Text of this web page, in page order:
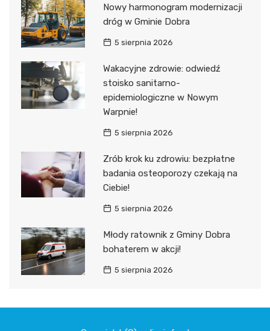
Nowy harmonogram modernizacji
dróg w Gminie Dobra
5 sierpnia 2026
Wakacyjne zdrowie: odwiedź
stoisko sanitarno-
epidemiologiczne w Nowym
Warpnie!
5 sierpnia 2026
Zrób krok ku zdrowiu: bezpłatne
badania osteoporozy czekają na
Ciebie!
5 sierpnia 2026
Młody ratownik z Gminy Dobra
bohaterem w akcji!
5 sierpnia 2026